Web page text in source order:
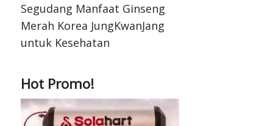
Segudang Manfaat Ginseng
Merah Korea JungKwanJang
untuk Kesehatan
Hot Promo!